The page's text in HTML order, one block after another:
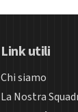
Link utili
Chi siamo
La Nostra